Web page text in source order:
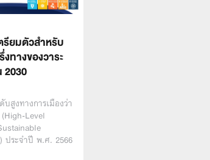
รียมตัวสำหรับ
ทางของวาระ
บสูงทางการเมืองว่า
Level
ประจำปี พ.ศ. 2566